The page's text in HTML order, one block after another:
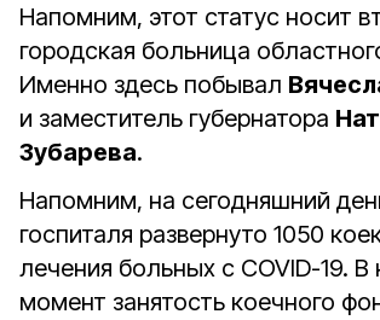
Напомним, этот статус носит
городская больница
Именно здесь побывал
и заместитель губернатора
Зубарева.
Напомним, на сегодняшний
госпиталя развернуто 1050
лечения больных с COVID-19. В
момент занятость коечного